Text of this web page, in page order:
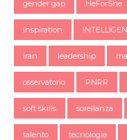
gender gap HeForShe
inspiration
iran leadership
osservatorio PNRR
soft skills sorellanza
talento tecnologie